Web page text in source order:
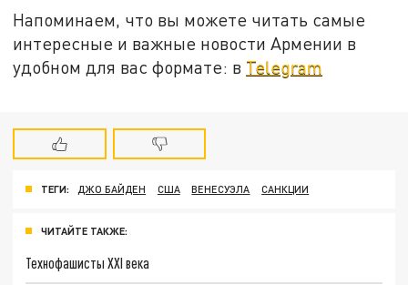
Напоминаем, что вы можете читать самые
интересные и важные новости Армении в
удобном для вас формате: в Telegram
ТЕГИ: ДЖО БАЙДЕН США ВЕНЕСУЭЛА САНКЦИИ
ЧИТАЙТЕ ТАКЖЕ:
Технофашисты XXI века